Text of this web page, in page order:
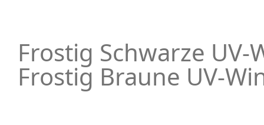
Frostig Schwarze
Frostig Braune UV-